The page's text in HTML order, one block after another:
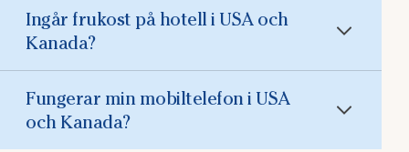
Ingår frukost på hotell i USA och
Kanada?
Fungerar min mobiltelefon i USA
och Kanada?